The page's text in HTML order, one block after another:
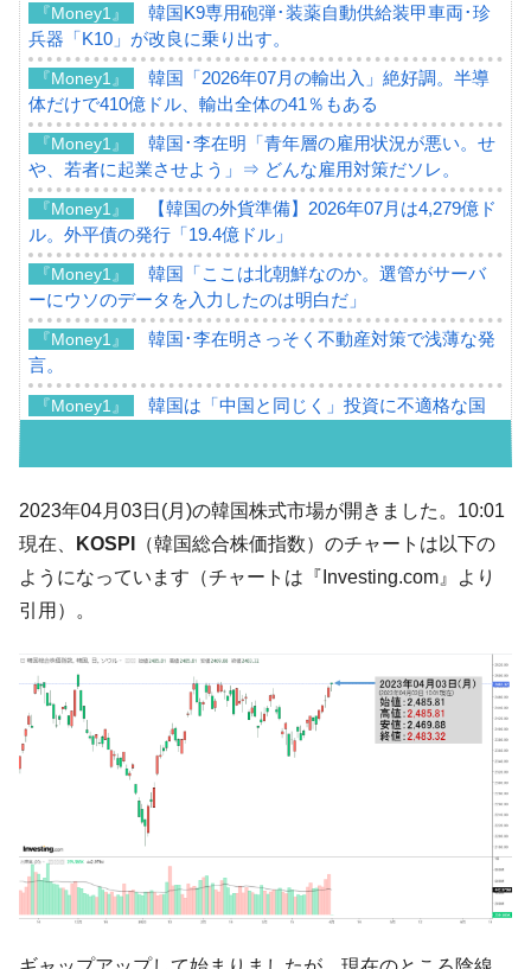
『Money1』
韓国K9専用砲弾･装薬自動供給装甲車両･珍
兵器「K10」が改良に乗り出す。
『Money1』
韓国「2026年07月の輸出入」絶好調。半導
体だけで410億ドル、輸出全体の41％もある
『Money1』
韓国･李在明「青年層の雇用状況が悪い。せ
や、若者に起業させよう」⇒ どんな雇用対策だソレ。
『Money1』
【韓国の外貨準備】2026年07月は4,279億ド
ル。外平債の発行「19.4億ドル」
『Money1』
韓国「ここは北朝鮮なのか。選管がサーバ
ーにウソのデータを入力したのは明白だ」
『Money1』
韓国･李在明さっそく不動産対策で浅薄な発
言。
『Money1』
韓国は「中国と同じく」投資に不適格な国
『Money1』
『韓国銀行』が「金の保有量を増やしま
す」⇒「金を経由するドル入手」手段ではないのか？
『Money1』
韓国･外為取引量「1日当たり1,214.4億ド
『Money1』
い「50.5％」に上昇
『Money1』
韓国大統領府ボンクラ政策室長が告発され
た ⇒ 国家が行った恐るべき株価操作であり、空前の国政壟
断
『Money1』
韓国･警察職員が「丸刈りになって抗議活
中国だけが鉄鋼輸出を異常増加させる ⇒ 中
国の過剰生産が世界を蝕む。
『Money1』
韓国製造業「半導体絶好調」のウラで他業
種は全般的「不調」⇒ PSIが示す現況は決して良くない。
『Money1』
【米韓激突案件】韓国消費者院が『クーパ
2023年04月03日(月)の韓国株式市場が開きました。10:01
現在、
KOSPI
（韓国総合株価指数）のチャートは以下の
ようになっています（チャートは『Investing.com』より
引用）。